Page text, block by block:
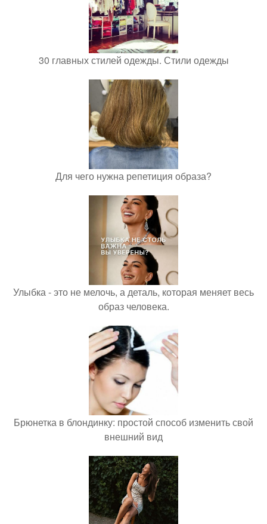
30 главных стилей одежды. Стили одежды
Для чего нужна репетиция образа?
Улыбка - это не мелочь, а деталь, которая меняет весь
образ человека.
Брюнетка в блондинку: простой способ изменить свой
внешний вид